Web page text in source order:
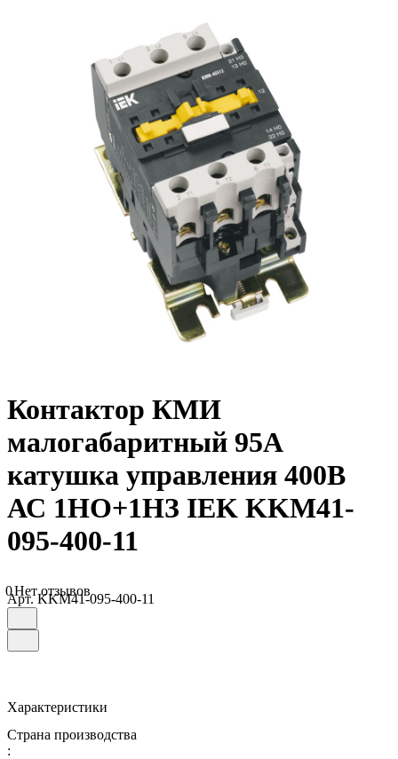
Контактор КМИ
малогабаритный 95А
катушка управления 400В
АС 1НО+1НЗ IEK KKM41-
095-400-11
0Нет отзывов
Арт.KKM41-095-400-11
Характеристики
Страна производства
: